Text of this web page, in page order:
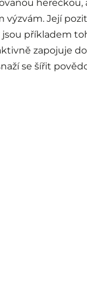
Její
příkladem
zapojuje
se šířit